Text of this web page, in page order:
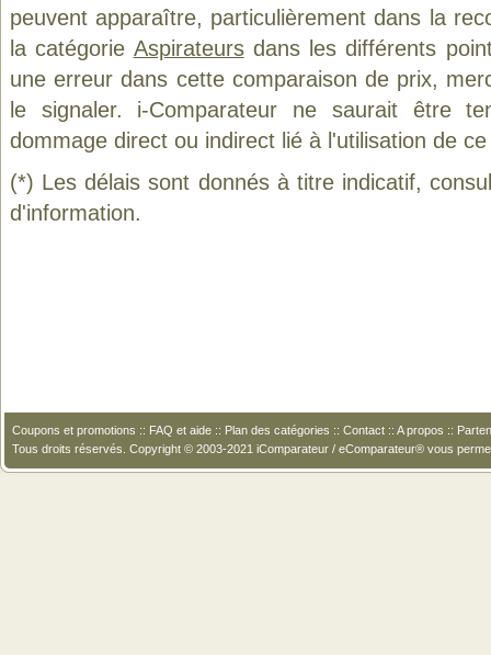
peuvent apparaître, particulièrement dans la
la catégorie Aspirateursdans les différents
une erreur dans cette comparaison de prix,
le signaler. i-Comparateur ne saurait être
dommage direct ou indirect lié à l'utilisation de
(*) Les délais sont donnés à titre indicatif,
d'information.
Coupons et promotions :: FAQ et aide :: Plan des catégories :: Contact :: A propos ::
Tous droits réservés. Copyright © 2003-2021 iComparateur / eComparateur® vous